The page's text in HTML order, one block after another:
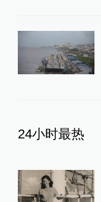
24小时最热